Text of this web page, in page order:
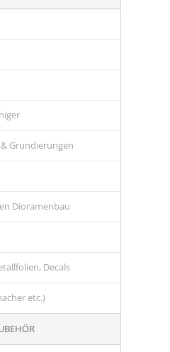
Grundierungen
Dioramenbau
Decals
etc.)